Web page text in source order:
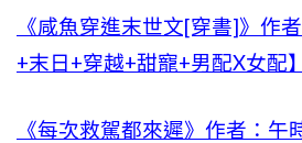
《咸魚穿進末世文[穿書]》作
+末日+穿越+甜寵+男配X女配】
《每次救駕都來遲》作者：午